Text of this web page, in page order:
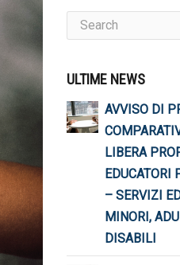
ULTIME NEWS
AVVISO DI
LIBERA
EDUCATORI
– SERVIZI
MINORI,
DISABILI